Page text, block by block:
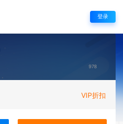
登录
978
VIP折扣